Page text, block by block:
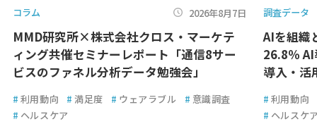
コラム 2026年8月7日
MMD研究所×株式会社クロス・マーケテ
ィング共催セミナーレポート「通信8サー
ビスのファネル分析データ勉強会」
# 利用動向 # 満足度 # ウェアラブル # 意識調査
# ヘルスケア
調査データ
AIを組織
26.8％
導入・活
# 利用動向
# ヘルスケ